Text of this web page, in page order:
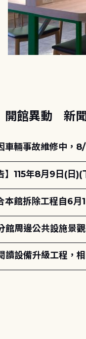
開館異動 新
車輛事故維修中，
】115年8月9日(日
本館拆除工程自6
館周邊公共設施景
讀設備升級工程，